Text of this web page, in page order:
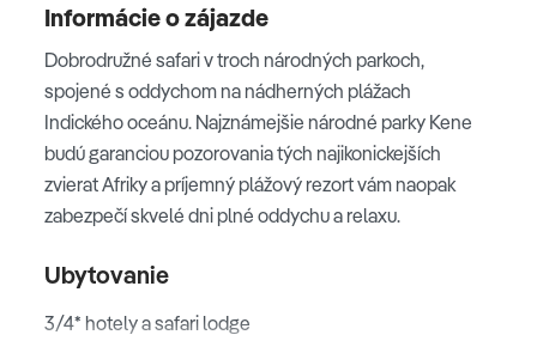
Ráno si privstaneme, aby sme stihli úžasný africký
východ slnka. Hneď po skorých raňajkách na nás už
bude čakať sprievodca a vyrážame na ďalšie
dobrodružstvo do NP Amboseli . Zaujímavosťou jazera
Amboseli je, že v období sucha vysychá, zatiaľ čo v
období dažďov je naplnené vodou, čo má za následok
mimoriadne jedinečnú faunu. Močaristá oblasť priťahuje
druhov cicavcov a stoviek rôznych druhov vtákov.
Môžeme vidieť afrického slona, pakone, zebry, veľké
Informácie o zájazde
Dobrodružné safari v troch národných parkoch,
spojené s oddychom na nádherných plážach
Indického oceánu. Najznámejšie národné parky Kene
budú garanciou pozorovania tých najikonickejších
zvierat Afriky a príjemný plážový rezort vám naopak
zabezpečí skvelé dni plné oddychu a relaxu.
Ubytovanie
3/4* hotely a safari lodge